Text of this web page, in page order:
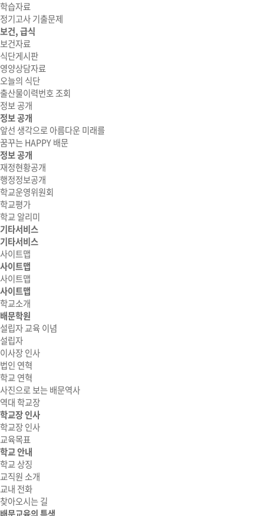
학습자료
정기고사 기출문제
보건, 급식
보건자료
식단게시판
영양상담자료
오늘의 식단
출산물이력번호 조회
정보 공개
정보 공개
앞선 생각으로 아름다운 미래를
꿈꾸는 HAPPY 배문
정보 공개
재정현황공개
행정정보공개
학교운영위원회
학교평가
학교 알리미
기타서비스
기타서비스
사이트맵
사이트맵
사이트맵
사이트맵
학교소개
배문학원
설립자 교육 이념
설립자
이사장 인사
법인 연혁
학교 연혁
사진으로 보는 배문역사
역대 학교장
학교장 인사
학교장 인사
교육목표
학교 안내
학교 상징
교직원 소개
교내 전화
찾아오시는 길